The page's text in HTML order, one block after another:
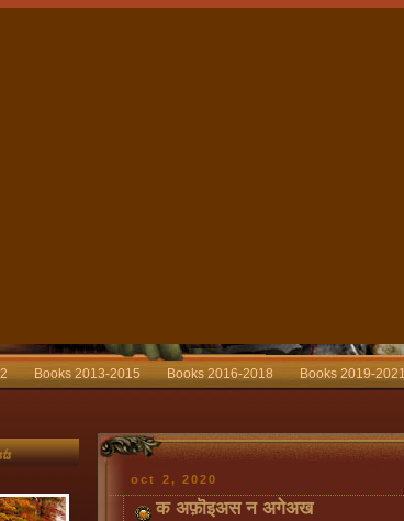
Books 2013-2015 Books 2016-2018 Books 2019-2021
oct 2, 2020
क अफ़ॊइअस न अगेअख